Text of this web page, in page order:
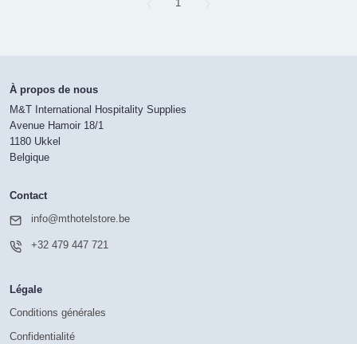
Page
1
À propos de nous
M&T International Hospitality Supplies
Avenue Hamoir 18/1
1180 Ukkel
Belgique
Contact
info@mthotelstore.be
+32 479 447 721
Légale
Conditions générales
Confidentialité